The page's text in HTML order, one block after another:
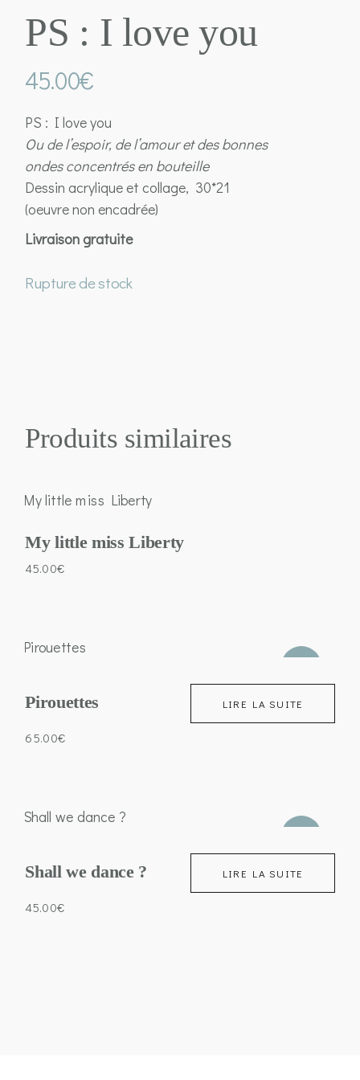
PS : I love you
45.00€
PS : I love you
Ou de l’espoir, de l’amour et des bonnes
ondes concentrés en bouteille
Dessin acrylique et collage, 30*21
(oeuvre non encadrée)
Livraison gratuite
Rupture de stock
Produits similaires
My little miss Liberty
45.00€
Pirouettes LIRE LA SUITE
65.00€
Shall we dance ? LIRE LA SUITE
45.00€